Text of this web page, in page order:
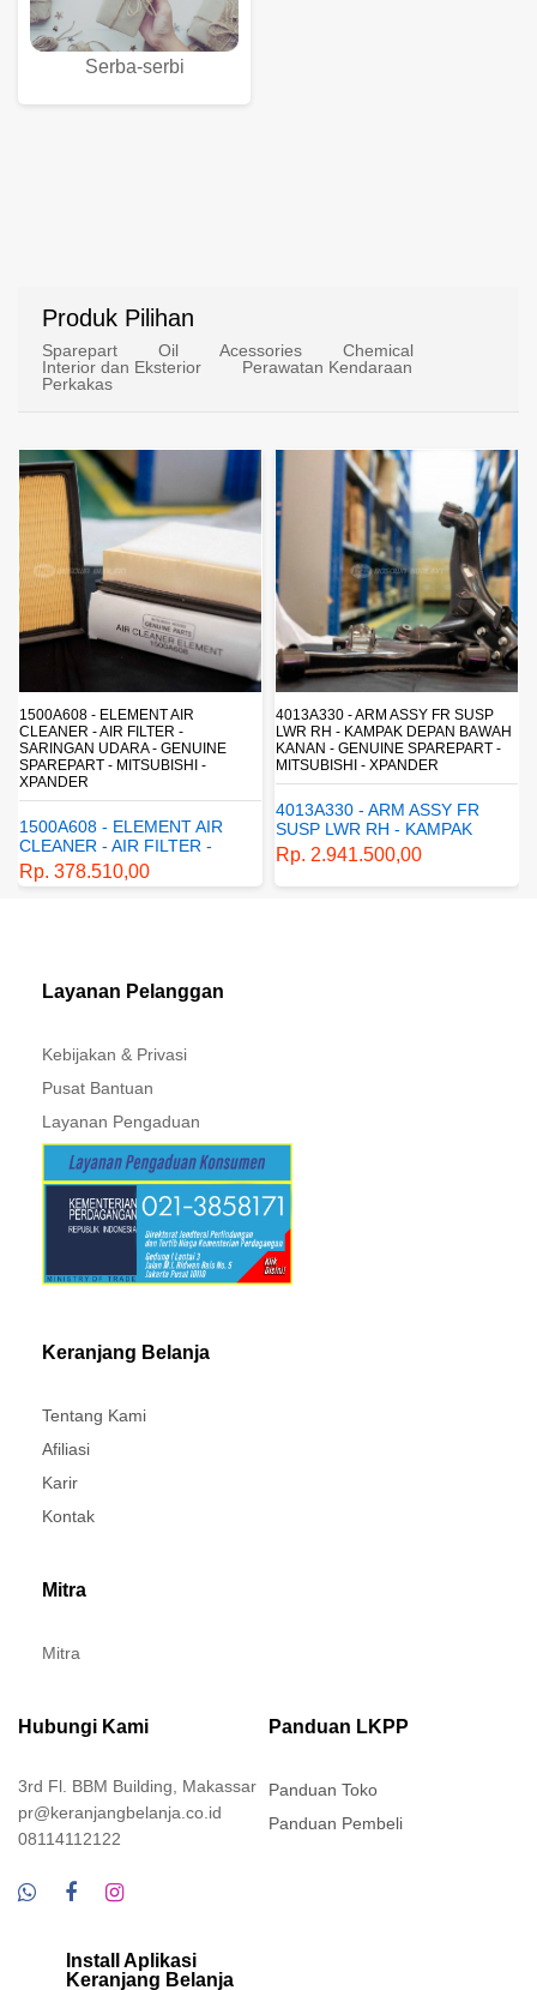
Serba-serbi
Produk Pilihan
Sparepart Oil Acessories
Chemical
Interior dan Eksterior
Perawatan Kendaraan
Perkakas
4013A330 - ARM ASSY FR SUSP
LWR RH - KAMPAK DEPAN BAWAH
KANAN - GENUINE SPAREPART -
MITSUBISHI - XPANDER
SUSP LWR RH - KAMPAK
DEPAN BAWAH KANAN -
GENUINE SPAREPART -
MITSUBISHI - XPANDER
Rp. 2.941.500,00
4162A413 - SHOCK ABSORBER RR
SUSP - SUSPENSI BELAKANG -
SHOCKBREAKER BELAKANG -
GENUINE SPAREPART -
MITSUBISHI - XPANDER
4162A413 - SHOCK
ABSORBER RR SUSP -
SUSPENSI BELAKANG -
SHOCKBREAKER BELAKANG
Rp. 1.198.800,00
Layanan Pelanggan
Kebijakan & Privasi
Pusat Bantuan
Layanan Pengaduan
Keranjang Belanja
Tentang Kami
Afiliasi
Karir
Kontak
Mitra
Mitra
Hubungi Kami
3rd Fl. BBM Building, Makassar
pr@keranjangbelanja.co.id
08114112122
Panduan LKPP
Panduan Toko
Panduan Pembeli
Install Aplikasi
Keranjang Belanja